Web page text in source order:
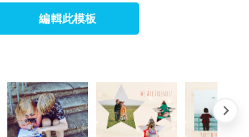
編輯此模板